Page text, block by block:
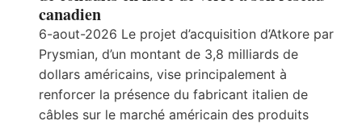
canadien
6-aout-2026 Le projet d’acquisition d’Atkore par
Prysmian, d’un montant de 3,8 milliards de
dollars américains, vise principalement à
renforcer la présence du fabricant italien de
câbles sur le marché américain des produits